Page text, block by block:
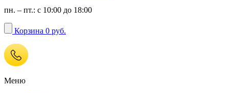
пн. – пт.: с 10:00 до 18:00
Корзина 0 руб.
Меню